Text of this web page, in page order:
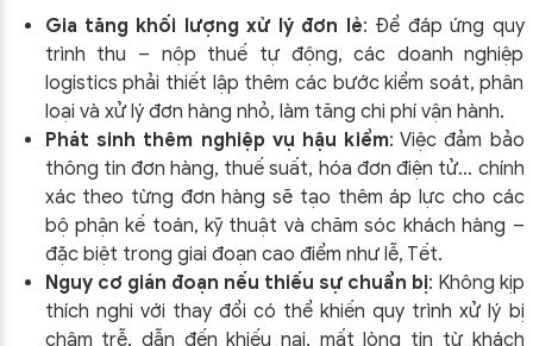
Gia tăng khối lượng xử lý đơn lẻ: Để đáp ứng quy
trình thu – nộp thuế tự động, các doanh nghiệp
logistics phải thiết lập thêm các bước kiểm soát, phân
loại và xử lý đơn hàng nhỏ, làm tăng chi phí vận hành.
Phát sinh thêm nghiệp vụ hậu kiểm: Việc đảm bảo
thông tin đơn hàng, thuế suất, hóa đơn điện tử… chính
xác theo từng đơn hàng sẽ tạo thêm áp lực cho các
bộ phận kế toán, kỹ thuật và chăm sóc khách hàng –
đặc biệt trong giai đoạn cao điểm như lễ, Tết.
Nguy cơ gián đoạn nếu thiếu sự chuẩn bị: Không kịp
thích nghi với thay đổi có thể khiến quy trình xử lý bị
chậm trễ, dẫn đến khiếu nại, mất lòng tin từ khách